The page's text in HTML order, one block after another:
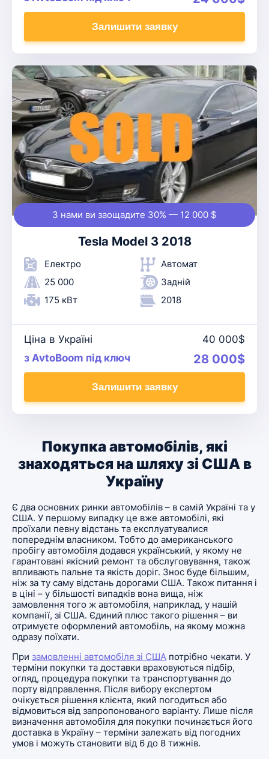
Залишити заявку
З нами ви заощадите 30% — 12 000 $
Tesla Model 3 2018
Електро
25 000
175 кВт
Автомат
Задній
2018
Ціна в Україні
40 000$
з AvtoBoom під ключ
28 000$
Залишити заявку
Покупка автомобілів, які
знаходяться на шляху зі США в
Україну
Є два основних ринки автомобілів – в самій Україні та у
США. У першому випадку це вже автомобілі, які
проїхали певну відстань та експлуатувалися
попереднім власником. Тобто до американського
пробігу автомобіля додався український, у якому не
гарантовані якісний ремонт та обслуговування, також
впливають пальне та якість доріг. Знос буде більшим,
ніж за ту саму відстань дорогами США. Також питання і
в ціні – у більшості випадків вона вища, ніж
замовлення того ж автомобіля, наприклад, у нашій
компанії, зі США. Єдиний плюс такого рішення – ви
отримуєте оформлений автомобіль, на якому можна
одразу поїхати.
При замовленні автомобіля зі США потрібно чекати. У
терміни покупки та доставки враховуються підбір,
огляд, процедура покупки та транспортування до
порту відправлення. Після вибору експертом
очікується рішення клієнта, який погодиться або
відмовиться від запропонованого варіанту. Лише після
визначення автомобіля для покупки починається його
доставка в Україну – терміни залежать від погодних
умов і можуть становити від 6 до 8 тижнів.